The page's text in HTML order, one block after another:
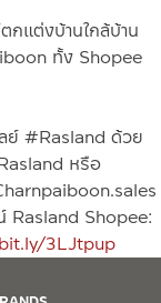
กแต่งบ้านใกล้บ้าน
ทั้ง Shopee
ย์ #Rasland ด้วย
หรือ
Rasland Shopee:
3LJtpup